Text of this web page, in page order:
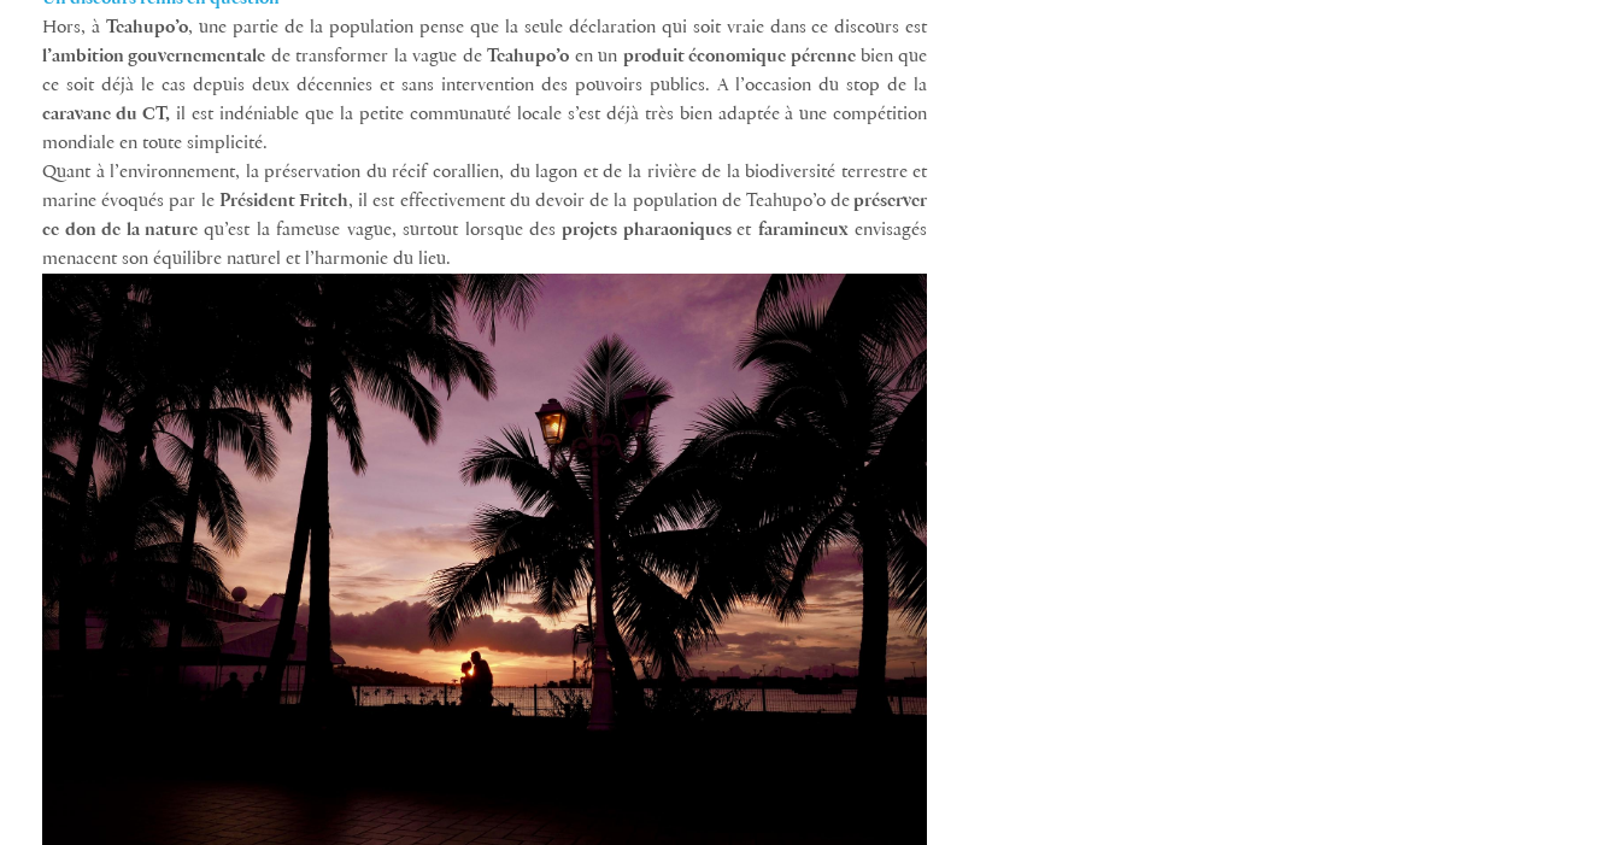
Hors, à Teahupo’o, une partie de la population pense que la seule déclaration qui soit vraie dans ce discours est
l’ambition gouvernementale de transformer la vague deTeahupo’o en un produit économique pérennebien que
ce soit déjà le cas depuis deux décennies et sans intervention des pouvoirs publics. A l’occasion du stop de la
caravane du CT,il est indéniable que la petite communauté locale s’est déjà très bien adaptée à une compétition
mondiale en toute simplicité.
Quant à l’environnement, la préservation du récif corallien, du lagon et de la rivière de la biodiversité terrestre et
marine évoqués par le Président Fritch, il est effectivement du devoir de la population de Teahupo’o depréserver
ce don de la nature qu’est la fameuse vague, surtout lorsque des projets pharaoniqueset faramineuxenvisagés
menacent son équilibre naturel et l’harmonie du lieu.